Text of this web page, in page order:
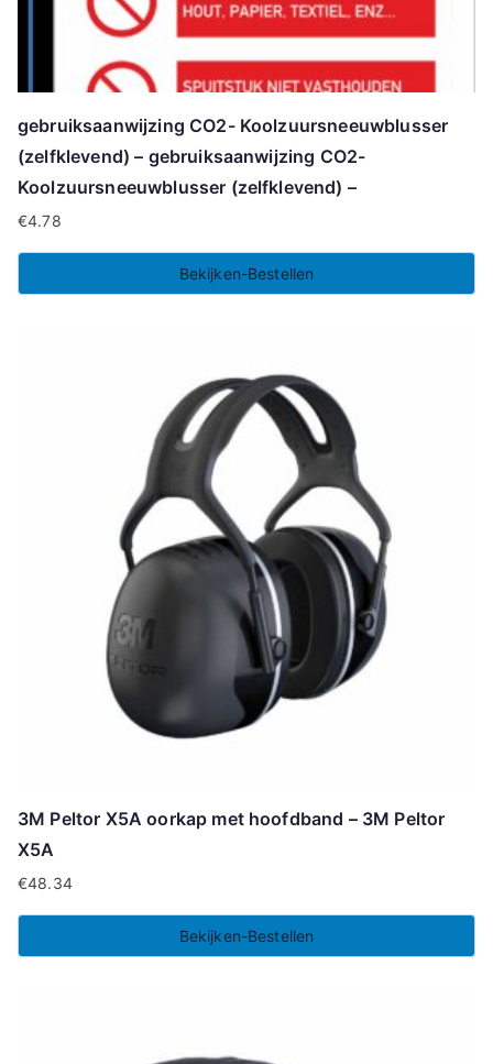
gebruiksaanwijzing CO2- Koolzuursneeuwblusser
(zelfklevend) – gebruiksaanwijzing CO2-
Koolzuursneeuwblusser (zelfklevend) –
€4.78
Bekijken-Bestellen
3M Peltor X5A oorkap met hoofdband – 3M Peltor
X5A
€48.34
Bekijken-Bestellen